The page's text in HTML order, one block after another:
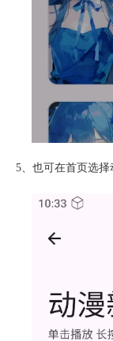
5、也可在首页选择